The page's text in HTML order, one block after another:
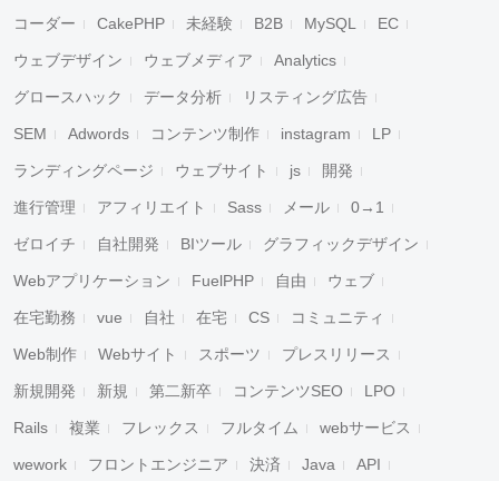
コーダー CakePHP 未経験 B2B MySQL EC
ウェブデザイン ウェブメディア Analytics
グロースハック データ分析 リスティング広告
SEM Adwords コンテンツ制作 instagram LP
ランディングページ ウェブサイト js 開発
進行管理 アフィリエイト Sass メール 0→1
ゼロイチ 自社開発 BIツール グラフィックデザイン
Webアプリケーション FuelPHP 自由 ウェブ
在宅勤務 vue 自社 在宅 CS コミュニティ
Web制作 Webサイト スポーツ プレスリリース
新規開発 新規 第二新卒 コンテンツSEO LPO
Rails 複業 フレックス フルタイム webサービス
wework フロントエンジニア 決済 Java API